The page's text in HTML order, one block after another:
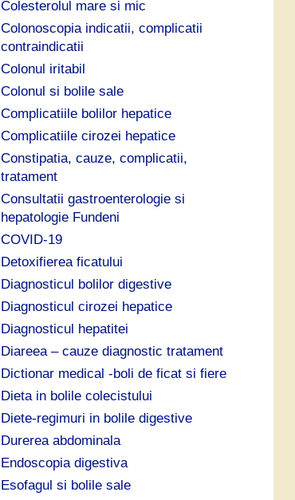
Colesterolul mare si mic
Colonoscopia indicatii, complicatii
contraindicatii
Colonul iritabil
Colonul si bolile sale
Complicatiile bolilor hepatice
Complicatiile cirozei hepatice
Constipatia, cauze, complicatii,
tratament
Consultatii gastroenterologie si
hepatologie Fundeni
COVID-19
Detoxifierea ficatului
Diagnosticul bolilor digestive
Diagnosticul cirozei hepatice
Diagnosticul hepatitei
Diareea – cauze diagnostic tratament
Dictionar medical -boli de ficat si fiere
Dieta in bolile colecistului
Diete-regimuri in bolile digestive
Durerea abdominala
Endoscopia digestiva
Esofagul si bolile sale